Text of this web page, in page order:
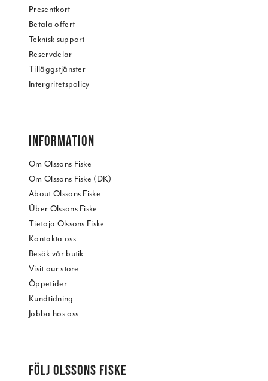
Presentkort
Betala offert
Teknisk support
Reservdelar
Tilläggstjänster
Intergritetspolicy
INFORMATION
Om Olssons Fiske
Om Olssons Fiske (DK)
About Olssons Fiske
Über Olssons Fiske
Tietoja Olssons Fiske
Kontakta oss
Besök vår butik
Visit our store
Öppetider
Kundtidning
Jobba hos oss
FÖLJ OLSSONS FISKE